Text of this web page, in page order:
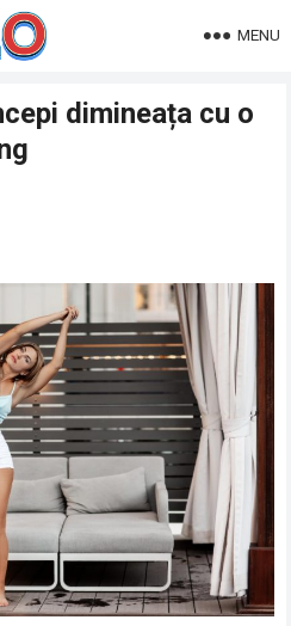
MENU
dimineața cu o